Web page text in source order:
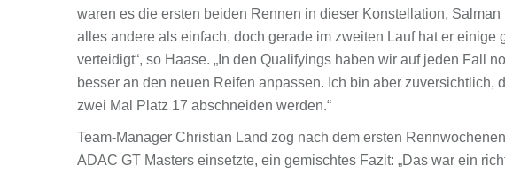
waren es die ersten beiden Rennen in dieser Konstellation,
alles andere als einfach, doch gerade im zweiten Lauf hat er einige
verteidigt“, so Haase. „In den Qualifyings haben wir auf jeden Fall
besser an den neuen Reifen anpassen. Ich bin aber zuversichtlich,
zwei Mal Platz 17 abschneiden werden.“
Team-Manager Christian Land zog nach dem ersten
ADAC GT Masters einsetzte, ein gemischtes Fazit: „Das war ein